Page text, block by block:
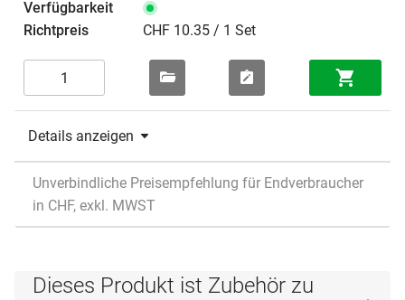
CHF 10.35 / 1 Set
Details anzeigen
Unverbindliche Preisempfehlung für Endverbraucher
in CHF, exkl. MWST
Dieses Produkt ist Zubehör zu